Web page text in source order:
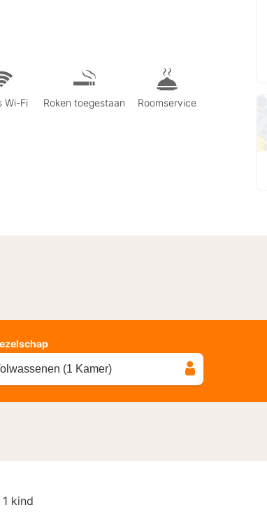
Wi-Fi Roken toegestaan Roomservice
(1 Kamer)
kind